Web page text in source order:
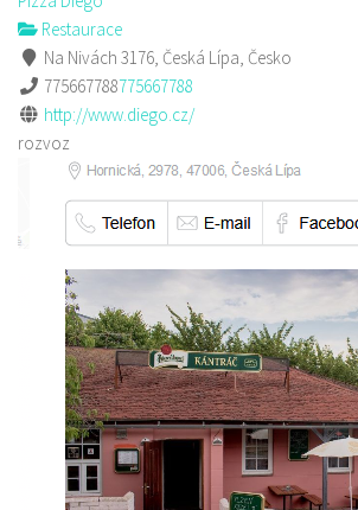
Restaurace
Na Nivách 3176, Česká Lípa, Česko
775667788775667788
http://www.diego.cz/
rozvoz